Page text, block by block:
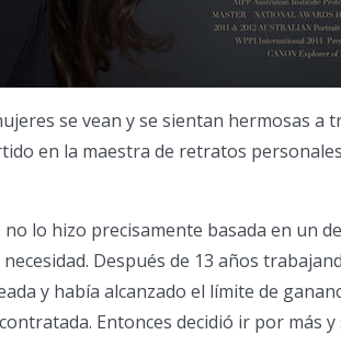
se vean y se sientan hermosas a
en la maestra de retratos
lo hizo precisamente basada en un
Después de 13 años
y había alcanzado el límite de
Entonces decidió ir por más y